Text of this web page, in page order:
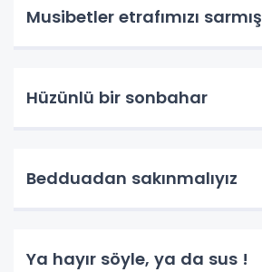
Musibetler etrafımızı sarmış
Hüzünlü bir sonbahar
Bedduadan sakınmalıyız
Ya hayır söyle, ya da sus !